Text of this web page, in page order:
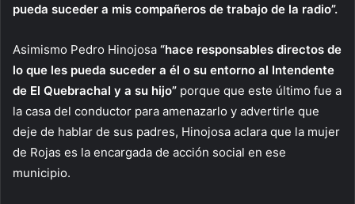
pueda suceder a mis compañeros de trabajo de la radio”.
Asimismo Pedro Hinojosa “hace responsables directos de
lo que les pueda suceder a él o su entorno al Intendente
de El Quebrachal y a su hijo” porque que este último fue a
la casa del conductor para amenazarlo y advertirle que
deje de hablar de sus padres, Hinojosa aclara que la mujer
de Rojas es la encargada de acción social en ese
municipio.